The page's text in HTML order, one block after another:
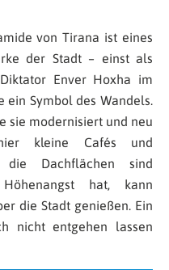
von Tirana ist eines
der Stadt – einst als
Enver Hoxha im
ein Symbol des Wandels.
sie modernisiert und neu
kleine Cafés und
die Dachflächen sind
hat, kann
die Stadt genießen. Ein
nicht entgehen lassen